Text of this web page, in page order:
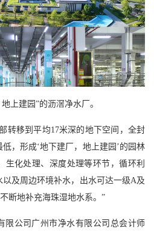
上建园”的沥滘净水厂。
转移到平均17米深的地下空间，全封
，形成‘地下建厂，地上建园’的园林
生化处理、深度处理等环节，循环利
及周边环境补水，出水可达一级A及
断地补充海珠湿地水系。”
限公司广州市净水有限公司总会计师